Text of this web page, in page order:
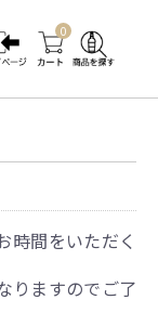
0
時間をいただく
りますのでご了